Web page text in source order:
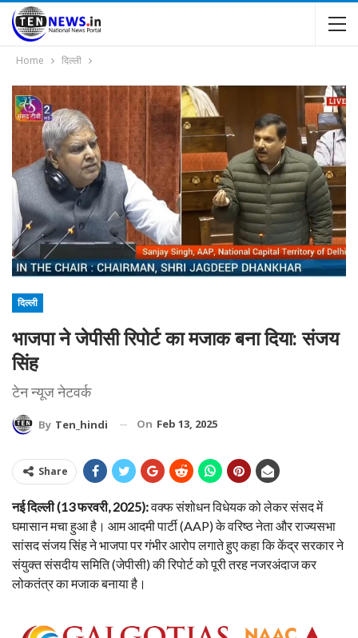
Home दिल्ली
दिल्ली
भाजपा ने जेपीसी रिपोर्ट का मजाक बना दिया: संजय
सिंह
टेन न्यूज नेटवर्क
By Ten_hindi On Feb 13, 2025
Share
नई दिल्ली (13 फरवरी, 2025):वक्फ संशोधन विधेयक को लेकर संसद में
घमासान मचा हुआ है। आम आदमी पार्टी (AAP) के वरिष्ठ नेता और राज्यसभा
सांसद संजय सिंह ने भाजपा पर गंभीर आरोप लगाते हुए कहा कि केंद्र सरकार ने
संयुक्त संसदीय समिति (जेपीसी) की रिपोर्ट को पूरी तरह नजरअंदाज कर
लोकतंत्र का मजाक बनाया है।